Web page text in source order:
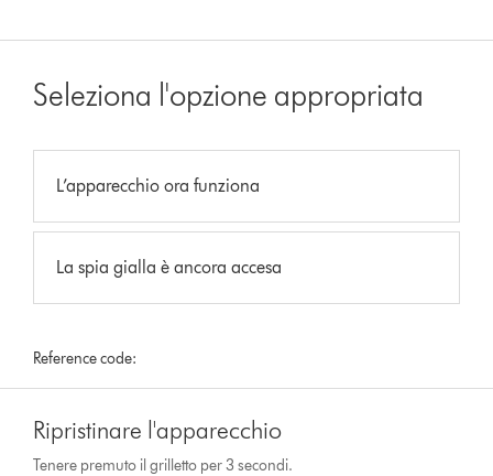
Seleziona l'opzione appropriata
L’apparecchio ora funziona
La spia gialla è ancora accesa
Reference code:
Ripristinare l'apparecchio
Tenere premuto il grilletto per 3 secondi.